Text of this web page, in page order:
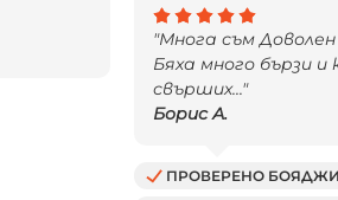
"Многа съм
Бяха много бързи
свърших..."
Борис А.
ПРОВЕРЕНО